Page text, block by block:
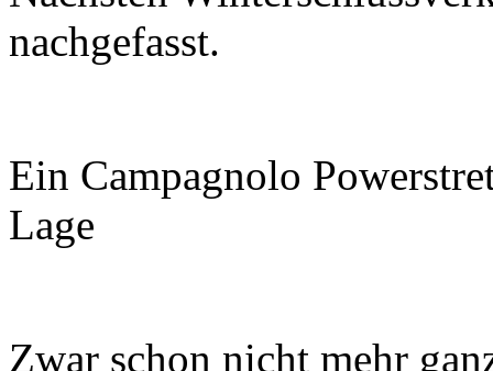
nachgefasst.
Ein Campagnolo
Lage
Zwar schon nicht mehr